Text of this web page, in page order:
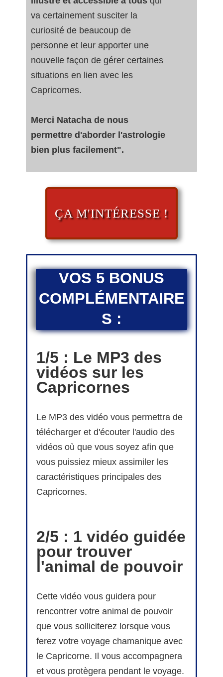
va certainement susciter la
curiosité de beaucoup de
personne et leur apporter une
nouvelle façon de gérer certaines
situations en lien avec les
Capricornes.
Merci Natacha de nous
permettre d'aborder l'astrologie
bien plus facilement".
ÇA M'INTÉRESSE !
VOS 5 BONUS
COMPLÉMENTAIRE
S :
1/5 : Le MP3 des
vidéos sur les
Capricornes
Le MP3 des vidéo vous permettra de
télécharger et d'écouter l'audio des
vidéos où que vous soyez afin que
vous puissiez mieux assimiler les
caractéristiques principales des
Capricornes.
2/5 : 1 vidéo guidée
pour trouver
l'animal de pouvoir
Cette vidéo vous guidera pour
rencontrer votre animal de pouvoir
que vous solliciterez lorsque vous
ferez votre voyage chamanique avec
le Capricorne. Il vous accompagnera
et vous protègera pendant le voyage.